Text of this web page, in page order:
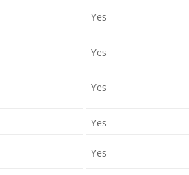
Yes
Yes
Yes
Yes
Yes